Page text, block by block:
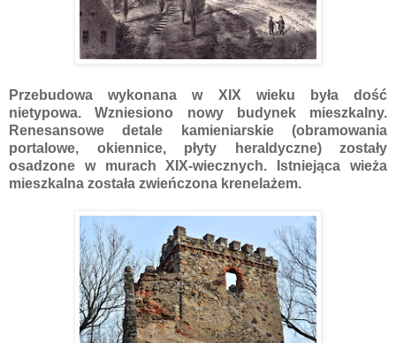
Przebudowa wykonana w XIX wieku była dość
nietypowa. Wzniesiono nowy budynek mieszkalny.
Renesansowe detale kamieniarskie (obramowania
portalowe, okiennice, płyty heraldyczne) zostały
osadzone w murach XIX-wiecznych. Istniejąca wieża
mieszkalna została zwieńczona krenelażem.